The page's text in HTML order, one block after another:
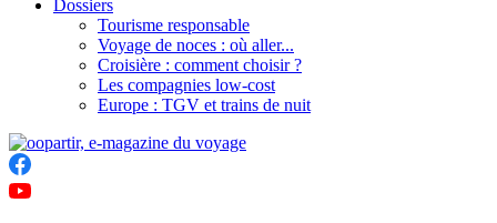
Dossiers
Tourisme responsable
Voyage de noces : où aller...
Croisière : comment choisir ?
Les compagnies low-cost
Europe : TGV et trains de nuit